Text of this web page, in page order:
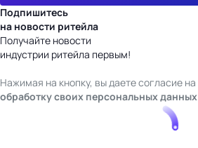
Подпишитесь
на новости ритейла
Получайте новости
индустрии ритейла первым!
Нажимая на кнопку, вы даете согласие на
обработку своих персональных данных